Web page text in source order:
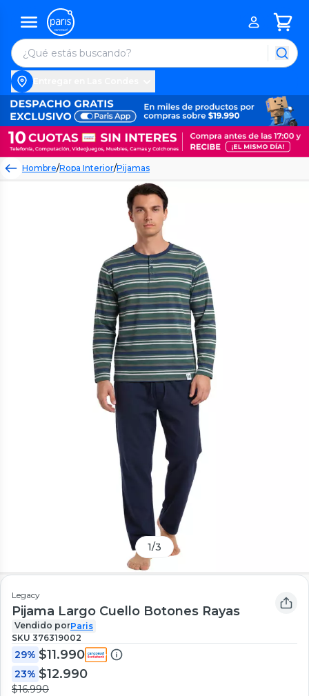
Hombre/Ropa Interior/Pijamas
1/3
Legacy
Pijama Largo Cuello Botones Rayas
Vendido porParis
SKU 376319002
29% $11.990
23% $12.990
$16.990